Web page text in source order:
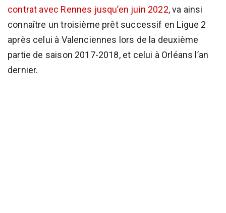
contrat avec Rennes jusqu’en juin 2022, va ainsi
connaître un troisième prêt successif en Ligue 2
après celui à Valenciennes lors de la deuxième
partie de saison 2017-2018, et celui à Orléans l’an
dernier.